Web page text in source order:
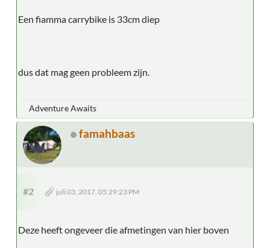
Een fiamma carrybike is 33cm diep
dus dat mag geen probleem zijn.
Adventure Awaits
famahbaas
#2 juli 03, 2017, 05:29:23 PM
Deze heeft ongeveer die afmetingen van hier boven